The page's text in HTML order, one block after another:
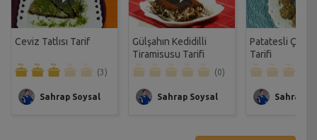
Ceviz Tatlısı Tarif
(3)
Sahrap Soysal
Gülşahın Kedidilli
Tiramisusu Tarifi
(0)
Sahrap Soysal
Patatesli Çıtır
Tarifi
Sahrap